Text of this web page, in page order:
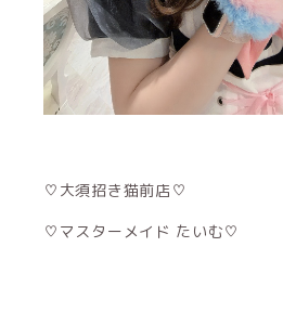
♡大須招き猫前店♡
♡マスターメイド たいむ♡